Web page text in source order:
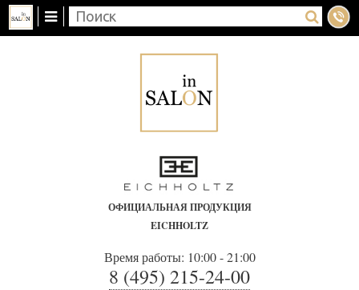
ОФИЦИАЛЬНАЯ ПРОДУКЦИЯ
EICHHOLTZ
Время работы: 10:00 - 21:00
8 (495) 215-24-00